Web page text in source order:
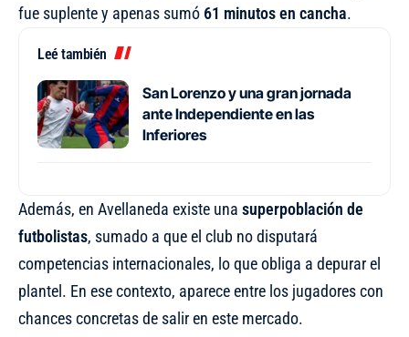
fue suplente y apenas sumó 61 minutos en cancha.
Leé también
San Lorenzo y una gran jornada
ante Independiente en las
Inferiores
Además, en Avellaneda existe una superpoblación de
futbolistas, sumado a que el club no disputará
competencias internacionales, lo que obliga a depurar el
plantel. En ese contexto, aparece entre los jugadores con
chances concretas de salir en este mercado.